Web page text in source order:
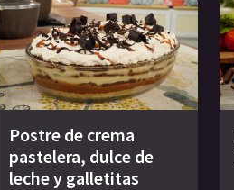
Postre de crema
pastelera, dulce de
leche y galletitas